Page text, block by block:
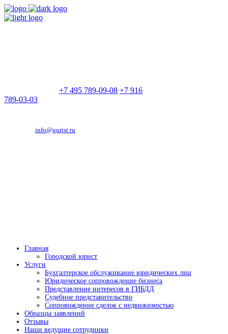
+7 495 789-09-08 +7 916
789-03-03
info@gurist.ru
Главная
Городской юрист
Услуги
Бухгалтерское обслуживание юридических лиц
Юридическое сопровождение бизнеса
Представление интересов в ГИБДД
Судебное представительство
Сопровождение сделок с недвижимостью
Образцы заявлений
Отзывы
Наши ведущие сотрудники